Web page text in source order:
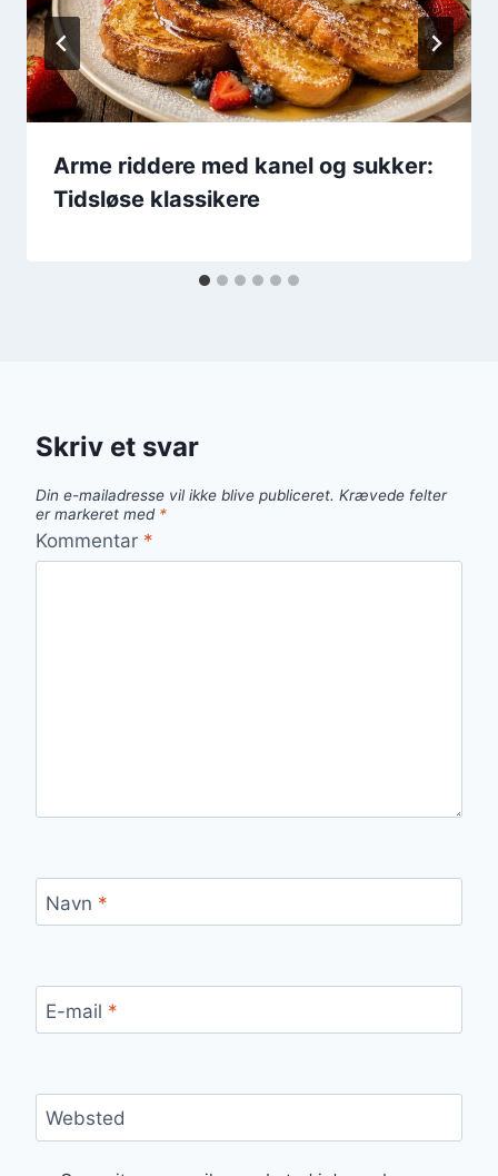
Arme riddere med kanel og sukker:
Tidsløse klassikere
Skriv et svar
Din e-mailadresse vil ikke blive publiceret. Krævede felter
er markeret med *
Kommentar *
Navn *
E-mail *
Websted